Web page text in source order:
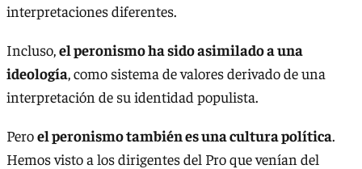
interpretaciones diferentes.
Incluso,el peronismo ha sido asimilado a una
ideología, como sistema de valores derivado de una
interpretación de su identidad populista.
Peroel peronismo también es una cultura política.
Hemos visto a los dirigentes del Pro que venían del